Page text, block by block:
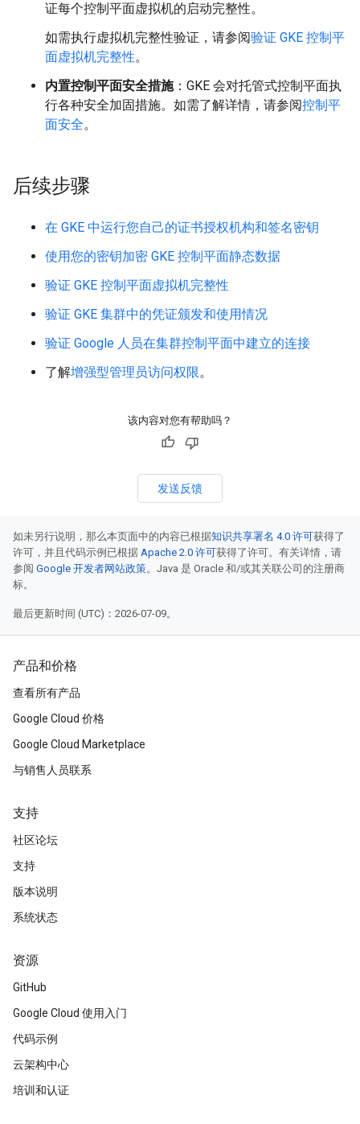
证每个控制平面虚拟机的启动完整性。
如需执行虚拟机完整性验证，请参阅验证 GKE 控制平
面虚拟机完整性。
内置控制平面安全措施：GKE 会对托管式控制平面执
行各种安全加固措施。如需了解详情，请参阅控制平
面安全。
后续步骤
在 GKE 中运行您自己的证书授权机构和签名密钥
使用您的密钥加密 GKE 控制平面静态数据
验证 GKE 控制平面虚拟机完整性
验证 GKE 集群中的凭证颁发和使用情况
验证 Google 人员在集群控制平面中建立的连接
了解增强型管理员访问权限。
该内容对您有帮助吗？
发送反馈
如未另行说明，那么本页面中的内容已根据知识共享署名 4.0 许可获得了
许可，并且代码示例已根据 Apache 2.0 许可获得了许可。有关详情，请
参阅 Google 开发者网站政策。Java 是 Oracle 和/或其关联公司的注册商
标。
最后更新时间 (UTC)：2026-07-09。
产品和价格
查看所有产品
Google Cloud 价格
Google Cloud Marketplace
与销售人员联系
支持
社区论坛
支持
版本说明
系统状态
资源
GitHub
Google Cloud 使用入门
代码示例
云架构中心
培训和认证